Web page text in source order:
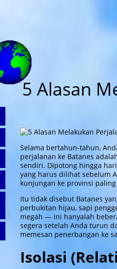
5 Alasan
Selama bertahun-tahun,
perjalanan ke Batanes
sendiri. Dipotong hingga
yang harus dilihat sebelum
kunjungan ke provinsi
Itu tidak disebut Batanes
perbukitan hijau, sapi
megah — ini hanyalah
segera setelah Anda turun
memesan penerbangan ke
Isolasi